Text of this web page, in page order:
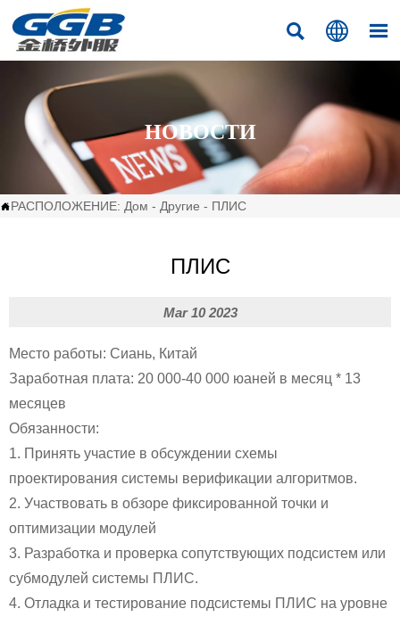
  
НОВОСТИ
РАСПОЛОЖЕНИЕ: Дом - Другие - ПЛИС
ПЛИС
Mar 10 2023
Место работы: Сиань, Китай
Заработная плата: 20 000-40 000 юаней в месяц * 13
месяцев
Обязанности:
1. Принять участие в обсуждении схемы
проектирования системы верификации алгоритмов.
2. Участвовать в обзоре фиксированной точки и
оптимизации модулей
3. Разработка и проверка сопутствующих подсистем или
субмодулей системы ПЛИС.
4. Отладка и тестирование подсистемы ПЛИС на уровне